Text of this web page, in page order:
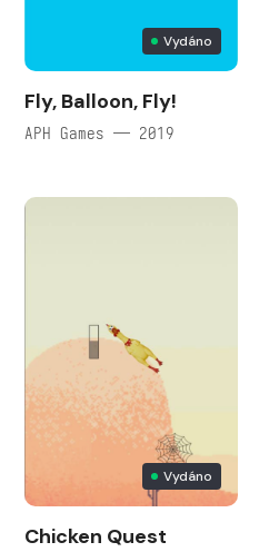
Vydáno
Fly, Balloon, Fly!
APH Games — 2019
Vydáno
Chicken Quest